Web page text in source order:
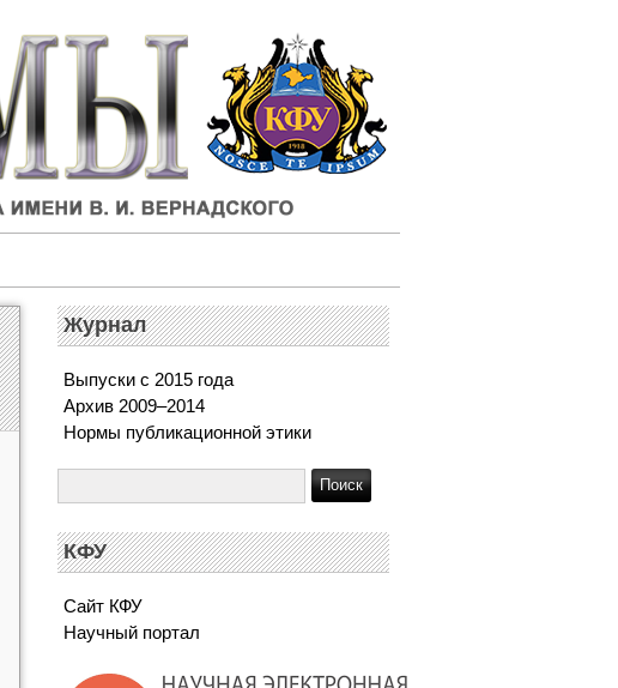
Журнал
Выпуски с 2015 года
Архив 2009–2014
Нормы публикационной этики
КФУ
Сайт КФУ
Научный портал